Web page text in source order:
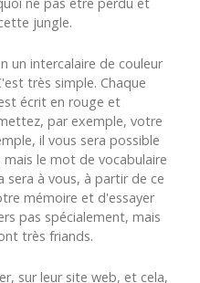
jungle.
un intercalaire de couleur
très simple. Chaque
écrit en rouge et
par exemple, votre
il vous sera possible
le mot de vocabulaire
sera à vous, à partir de ce
mémoire et d'essayer
pas spécialement, mais
très friands.
sur leur site web, et cela,